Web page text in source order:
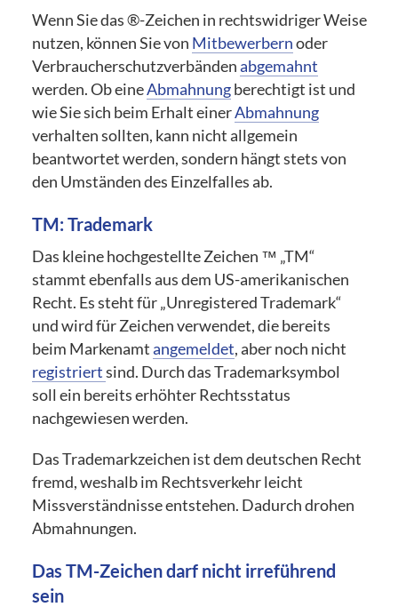
Wenn Sie das ®-Zeichen in rechtswidriger Weise
nutzen, können Sie von Mitbewerbernoder
Verbraucherschutzverbändenabgemahnt
werden. Ob eineAbmahnungberechtigt ist und
wie Sie sich beim Erhalt einerAbmahnung
verhalten sollten, kann nicht allgemein
beantwortet werden, sondern hängt stets von
den Umständen des Einzelfalles ab.
TM: Trademark
Das kleine hochgestellte Zeichen ™ „TM“
stammt ebenfalls aus dem US-amerikanischen
Recht. Es steht für „Unregistered Trademark“
und wird für Zeichen verwendet, die bereits
beim Markenamtangemeldet, aber noch nicht
registriertsind. Durch das Trademarksymbol
soll ein bereits erhöhter Rechtsstatus
nachgewiesen werden.
Das Trademarkzeichen ist dem deutschen Recht
fremd, weshalb im Rechtsverkehr leicht
Missverständnisse entstehen. Dadurch drohen
Abmahnungen.
Das TM-Zeichen darf nicht irreführend
sein